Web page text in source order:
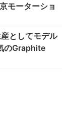
モーターショ
としてモデル
のGraphite